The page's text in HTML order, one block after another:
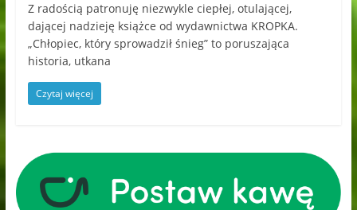
Z radością patronuję niezwykle ciepłej, otulającej,
dającej nadzieję książce od wydawnictwa KROPKA.
„Chłopiec, który sprowadził śnieg” to poruszająca
historia, utkana
Czytaj więcej